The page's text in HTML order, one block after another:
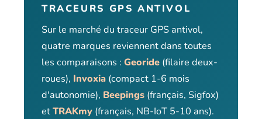
TRACEURS GPS ANTIVOL
Sur le marché du traceur GPS antivol,
quatre marques reviennent dans toutes
les comparaisons : Georide (filaire deux-
roues), Invoxia (compact 1-6 mois
d'autonomie), Beepings (français, Sigfox)
etTRAKmy (français, NB-IoT 5-10 ans).